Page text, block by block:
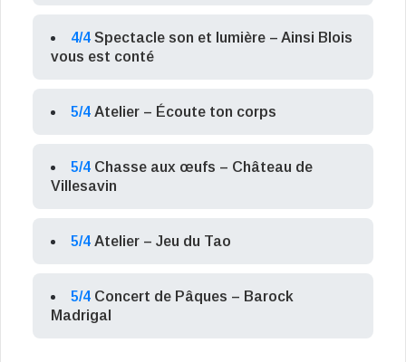
4/4 Spectacle son et lumière – Ainsi Blois
vous est conté
5/4 Atelier – Écoute ton corps
5/4 Chasse aux œufs – Château de
Villesavin
5/4 Atelier – Jeu du Tao
5/4 Concert de Pâques – Barock
Madrigal